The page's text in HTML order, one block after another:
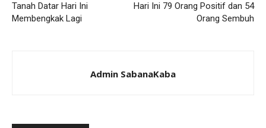
Tanah Datar Hari Ini
Membengkak Lagi
Hari Ini 79 Orang Positif dan 54
Orang Sembuh
Admin SabanaKaba